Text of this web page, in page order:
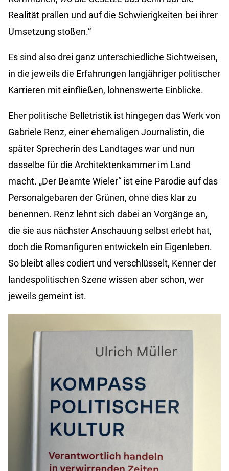
Realität prallen und auf die Schwierigkeiten bei ihrer
Umsetzung stoßen.“
Es sind also drei ganz unterschiedliche Sichtweisen,
in die jeweils die Erfahrungen langjähriger politischer
Karrieren mit einfließen, lohnenswerte Einblicke.
Eher politische Belletristik ist hingegen das Werk von
Gabriele Renz, einer ehemaligen Journalistin, die
später Sprecherin des Landtages war und nun
dasselbe für die Architektenkammer im Land
macht. „Der Beamte Wieler“ ist eine Parodie auf das
Personalgebaren der Grünen, ohne dies klar zu
benennen. Renz lehnt sich dabei an Vorgänge an,
die sie aus nächster Anschauung selbst erlebt hat,
doch die Romanfiguren entwickeln ein Eigenleben.
So bleibt alles codiert und verschlüsselt, Kenner der
landespolitischen Szene wissen aber schon, wer
jeweils gemeint ist.